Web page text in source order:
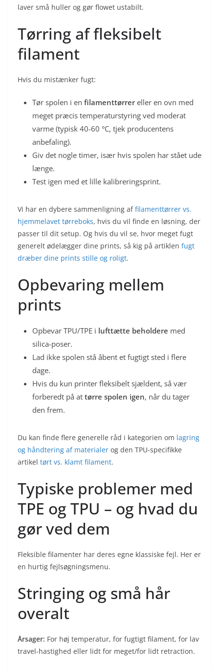
laver små huller og gør flowet ustabilt.
Tørring af fleksibelt
filament
Hvis du mistænker fugt:
Tør spolen i en filamenttørrereller en ovn med
meget præcis temperaturstyring ved moderat
varme (typisk 40-60 °C, tjek producentens
anbefaling).
Giv det nogle timer, især hvis spolen har stået ude
længe.
Test igen med et lille kalibreringsprint.
Vi har en dybere sammenligning affilamenttørrer vs.
hjemmelavet tørreboks, hvis du vil finde en løsning, der
passer til dit setup. Og hvis du vil se, hvor meget fugt
generelt ødelægger dine prints, så kig på artiklen fugt
dræber dine prints stille og roligt.
Opbevaring mellem
prints
Opbevar TPU/TPE i lufttætte beholdere med
silica-poser.
Lad ikke spolen stå åbent et fugtigt sted i flere
dage.
Hvis du kun printer fleksibelt sjældent, så vær
forberedt på at tørre spolen igen, når du tager
den frem.
Du kan finde flere generelle råd i kategorien om lagring
og håndtering af materialer og den TPU-specifikke
artikel tørt vs. klamt filament.
Typiske problemer med
TPE og TPU – og hvad du
gør ved dem
Fleksible filamenter har deres egne klassiske fejl. Her er
en hurtig fejlsøgningsmenu.
Stringing og små hår
overalt
Årsager: For høj temperatur, for fugtigt filament, for lav
travel-hastighed eller lidt for meget/for lidt retraction.